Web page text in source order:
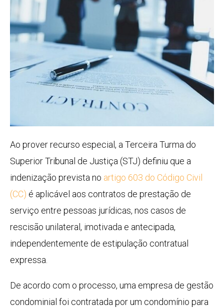
Ao proverrecurso especial , a Terceira Turma do
Superior Tribunal de Justiça (STJ) definiu que a
indenização prevista no artigo 603 do Código Civil
(CC) é aplicável aos contratos de prestação de
serviço entre pessoas jurídicas, nos casos de
rescisão unilateral, imotivada e antecipada,
independentemente de estipulação contratual
expressa.
De acordo com o processo, uma empresa de gestão
condominial foi contratada por um condomínio para